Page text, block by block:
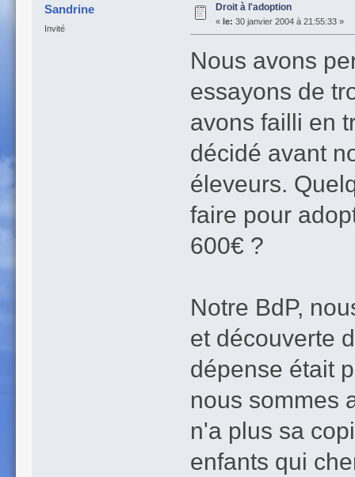
Sandrine
Invité
Droit à l'adoption
« le: 30 janvier 2004 à 21:55:33 »
Nous avons
essayons de
avons failli en
décidé avant
éleveurs.
faire pour
600€ ?
Notre BdP,
et découverte
dépense était
nous sommes
n'a plus sa
enfants qui